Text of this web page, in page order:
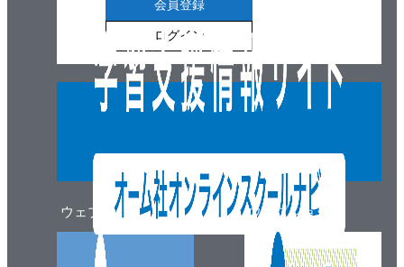
10.1 管理の目的
10.2 維持と改善
10.3 QCストーリー
10.4 異常時の対応
11章 設計・開発段階からの品質保証
11.1 設計・開発段階からの品質保証
11.2 品質保証体系図と保証の網
11.3 品質機能展開（QFD）
ウェブマガジン
会員登録
ログイン
ウェブショップ